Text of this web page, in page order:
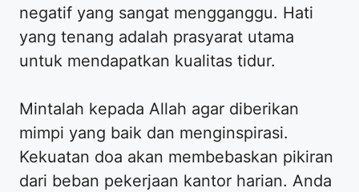
negatif yang sangat mengganggu. Hati
yang tenang adalah prasyarat utama
untuk mendapatkan kualitas tidur.
Mintalah kepada Allah agar diberikan
mimpi yang baik dan menginspirasi.
Kekuatan doa akan membebaskan pikiran
dari beban pekerjaan kantor harian. Anda